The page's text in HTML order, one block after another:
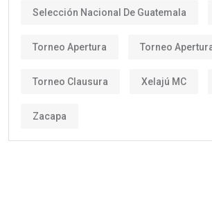
Selección Nacional De Guatemala
Torneo Apertura Torneo
Torneo Clausura Xelajú MC
Zacapa